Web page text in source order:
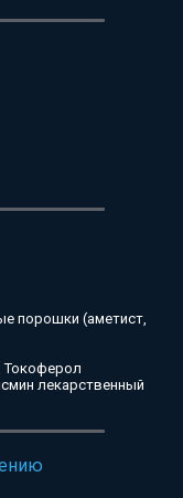
порошки (аметист,
Токоферол
лекарственный